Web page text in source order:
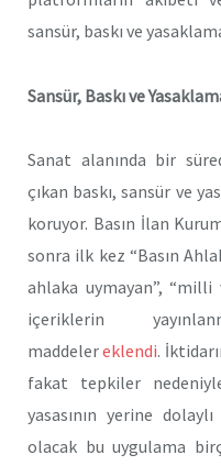
sansür, baskı ve
Sansür, Baskı ve
Sanat alanında bir
çıkan baskı, sansür ve
koruyor. Basın İlan
sonra ilk kez “Basın
ahlaka uymayan”,
içeriklerin
maddelereklendi.
fakat tepkiler
yasasının yerine
olacak bu uygulama